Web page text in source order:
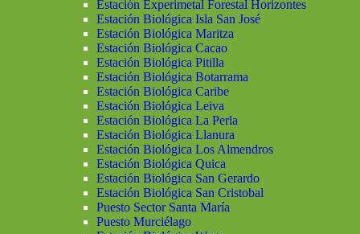
Estación Experimetal Forestal Horizontes
Estación Biológica Isla San José
Estación Biológica Maritza
Estación Biológica Cacao
Estación Biológica Pitilla
Estación Biológica Botarrama
Estación Biológica Caribe
Estación Biológica Leiva
Estación Biológica La Perla
Estación Biológica Llanura
Estación Biológica Los Almendros
Estación Biológica Quica
Estación Biológica San Gerardo
Estación Biológica San Cristobal
Puesto Sector Santa María
Puesto Murciélago